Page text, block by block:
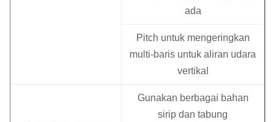
ada
Pitch untuk mengeringkan
multi-baris untuk aliran udara
vertikal
Gunakan berbagai bahan
sirip dan tabung